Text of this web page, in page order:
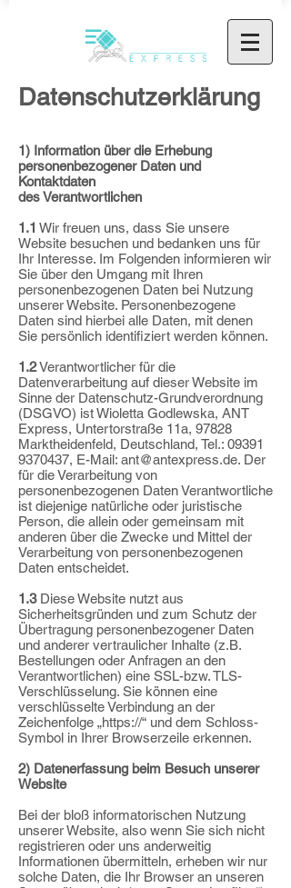
Datenschutzerklärung
1) Information über die Erhebung
personenbezogener Daten und
Kontaktdaten
des Verantwortlichen
1.1 Wir freuen uns, dass Sie unsere
Website besuchen und bedanken uns für
Ihr Interesse. Im Folgenden informieren wir
Sie über den Umgang mit Ihren
personenbezogenen Daten bei Nutzung
unserer Website. Personenbezogene
Daten sind hierbei alle Daten, mit denen
Sie persönlich identifiziert werden können.
1.2Verantwortlicher für die
Datenverarbeitung auf dieser Website im
Sinne der Datenschutz-Grundverordnung
(DSGVO) ist Wioletta Godlewska, ANT
Express, Untertorstraße 11a, 97828
Marktheidenfeld, Deutschland, Tel.: 09391
9370437, E-Mail: ant@antexpress.de. Der
für die Verarbeitung von
personenbezogenen Daten Verantwortliche
ist diejenige natürliche oder juristische
Person, die allein oder gemeinsam mit
anderen über die Zwecke und Mittel der
Verarbeitung von personenbezogenen
Daten entscheidet.
1.3Diese Website nutzt aus
Sicherheitsgründen und zum Schutz der
Übertragung personenbezogener Daten
und anderer vertraulicher Inhalte (z.B.
Bestellungen oder Anfragen an den
Verantwortlichen) eine SSL-bzw. TLS-
Verschlüsselung. Sie können eine
verschlüsselte Verbindung an der
Zeichenfolge „https://“ und dem Schloss-
Symbol in Ihrer Browserzeile erkennen.
2) Datenerfassung beim Besuch unserer
Website
Bei der bloß informatorischen Nutzung
unserer Website, also wenn Sie sich nicht
registrieren oder uns anderweitig
Informationen übermitteln, erheben wir nur
solche Daten, die Ihr Browser an unseren